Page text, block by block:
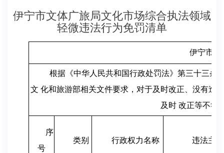
伊宁市文体广旅局文化市场综合执法领域
轻微违法行为免罚清单
伊宁市文
根据《中华人民共和国行政处罚法》第三十三条
文 化和旅游部相关文件要求，对于及时改正、没有造
及时 改正等不符
序
号
类别 行政权力名称 违法主体